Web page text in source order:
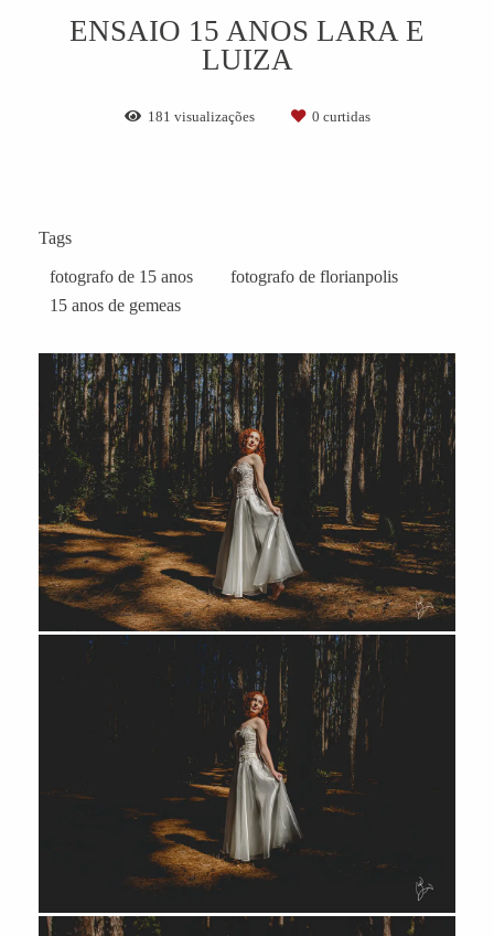
ENSAIO 15 ANOS LARA E
LUIZA
181 visualizações 0 curtidas
Tags
fotografo de 15 anos
fotografo de florianpolis
15 anos de gemeas